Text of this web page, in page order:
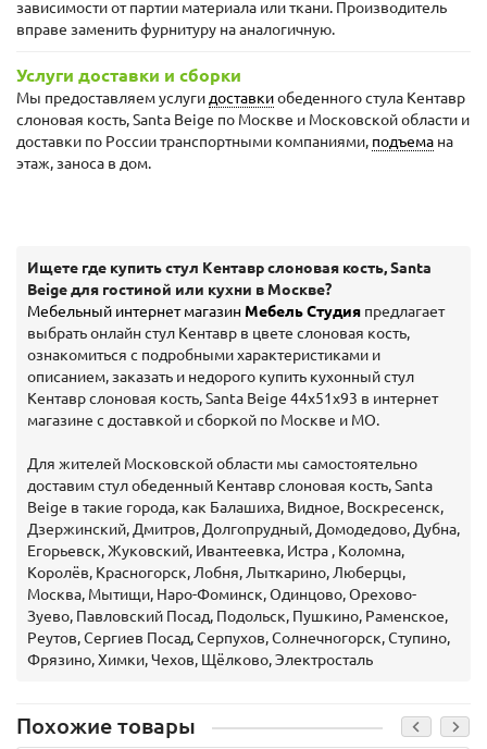
зависимости от партии материала или ткани. Производитель
вправе заменить фурнитуру на аналогичную.
Услуги доставки и сборки
Мы предоставляем услугидоставкиобеденного стула Кентавр
слоновая кость, Santa Beige по Москве и Московской области и
доставки по России транспортными компаниями, подъема на
этаж, заноса в дом.
Ищете где купить стул Кентавр слоновая кость, Santa
Beige для гостиной или кухни в Москве?
Мебельный интернет магазин Мебель Студия предлагает
выбрать онлайн стул Кентавр в цвете слоновая кость,
ознакомиться с подробными характеристиками и
описанием, заказать и недорого купить кухонный стул
Кентавр слоновая кость, Santa Beige 44х51х93 в интернет
магазине с доставкой и сборкой по Москве и МО.
Для жителей Московской области мы самостоятельно
доставим стул обеденный Кентавр слоновая кость, Santa
Beige в такие города, как Балашиха, Видное, Воскресенск,
Дзержинский, Дмитров, Долгопрудный, Домодедово, Дубна,
Егорьевск, Жуковский, Ивантеевка, Истра , Коломна,
Королёв, Красногорск, Лобня, Лыткарино, Люберцы,
Москва, Мытищи, Наро-Фоминск, Одинцово, Орехово-
Зуево, Павловский Посад, Подольск, Пушкино, Раменское,
Реутов, Сергиев Посад, Серпухов, Солнечногорск, Ступино,
Фрязино, Химки, Чехов, Щёлково, Электросталь
Похожие товары